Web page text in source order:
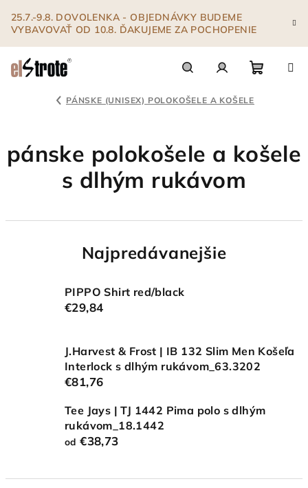
obsah
25.7.-9.8. DOVOLENKA - OBJEDNÁVKY BUDEME
VYBAVOVAŤ OD 10.8. ĎAKUJEME ZA POCHOPENIE
PÁNSKE (UNISEX) POLOKOŠELE A KOŠELE
pánske polokošele a košele
s dlhým rukávom
Najpredávanejšie
PIPPO Shirt red/black
€29,84
J.Harvest & Frost | IB 132 Slim Men Košeľa
Interlock s dlhým rukávom_63.3202
€81,76
Tee Jays | TJ 1442 Pima polo s dlhým
rukávom_18.1442
od €38,73